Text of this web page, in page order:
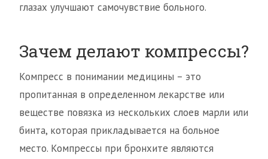
глазах улучшают самочувствие больного.
Зачем делают компрессы?
Компресс в понимании медицины – это
пропитанная в определенном лекарстве или
веществе повязка из нескольких слоев марли или
бинта, которая прикладывается на больное
место. Компрессы при бронхите являются